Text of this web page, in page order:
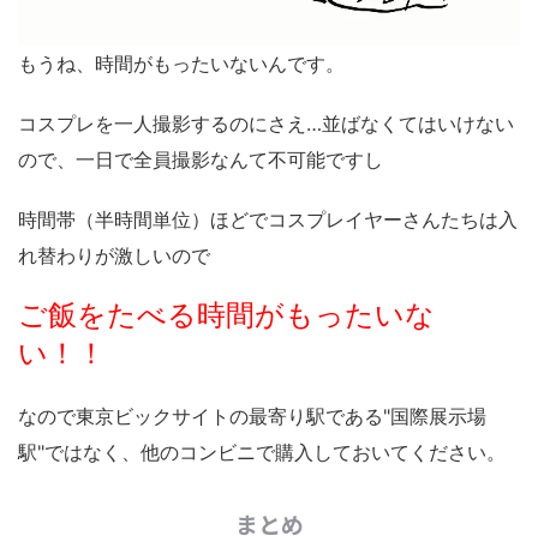
もうね、時間がもったいないんです。
コスプレを一人撮影するのにさえ…並ばなくてはいけない
ので、一日で全員撮影なんて不可能ですし
時間帯（半時間単位）ほどでコスプレイヤーさんたちは入
れ替わりが激しいので
ご飯をたべる時間がもったいな
い！！
なので東京ビックサイトの最寄り駅である"国際展示場
駅"ではなく、他のコンビニで購入しておいてください。
まとめ